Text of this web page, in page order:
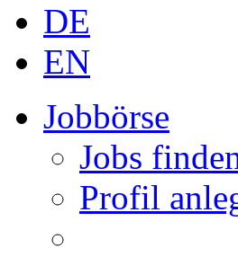
DE
EN
Jobbörse
Jobs
Profil